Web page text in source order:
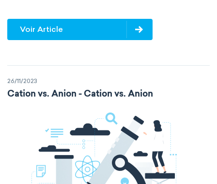
Voir Article
26/11/2023
Cation vs. Anion - Cation vs. Anion